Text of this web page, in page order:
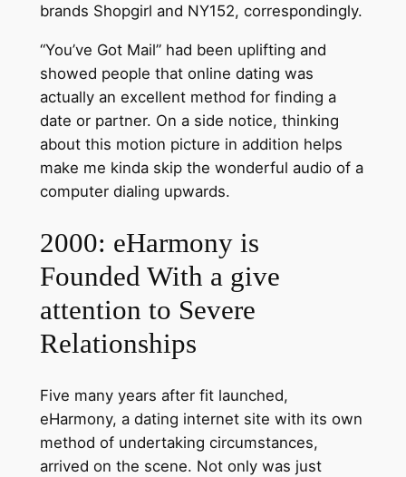
brands Shopgirl and NY152, correspondingly.
“You’ve Got Mail” had been uplifting and
showed people that online dating was
actually an excellent method for finding a
date or partner. On a side notice, thinking
about this motion picture in addition helps
make me kinda skip the wonderful audio of a
computer dialing upwards.
2000: eHarmony is
Founded With a give
attention to Severe
Relationships
Five many years after fit launched,
eHarmony, a dating internet site with its own
method of undertaking circumstances,
arrived on the scene. Not only was just